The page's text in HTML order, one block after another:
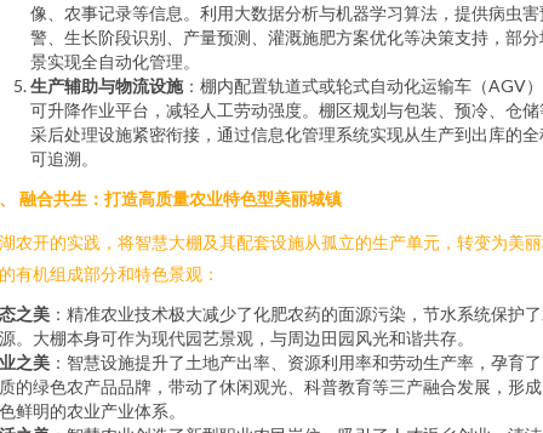
像、农事记录等信息。利用大数据分析与机器学习算法，提供病虫害
警、生长阶段识别、产量预测、灌溉施肥方案优化等决策支持，部分
景实现全自动化管理。
生产辅助与物流设施：棚内配置轨道式或轮式自动化运输车（AGV
可升降作业平台，减轻人工劳动强度。棚区规划与包装、预冷、仓储
采后处理设施紧密衔接，通过信息化管理系统实现从生产到出库的全
可追溯。
融合共生：打造高质量农业特色型美丽城镇
农开的实践，将智慧大棚及其配套设施从孤立的生产单元，转变为美
有机组成部分和特色景观：
之美 ：精准农业技术极大减少了化肥农药的面源污染，节水系统保护
。大棚本身可作为现代园艺景观，与周边田园风光和谐共存。
之美 ：智慧设施提升了土地产出率、资源利用率和劳动生产率，孕育
的绿色农产品品牌，带动了休闲观光、科普教育等三产融合发展，形
鲜明的农业产业体系。